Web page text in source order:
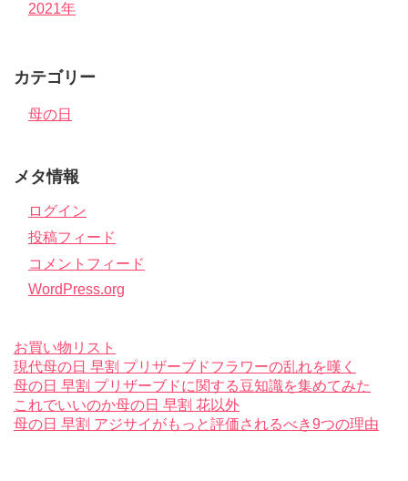
2021年
カテゴリー
母の日
メタ情報
ログイン
投稿フィード
コメントフィード
WordPress.org
お買い物リスト
現代母の日 早割 プリザーブドフラワーの乱れを嘆く
母の日 早割 プリザーブドに関する豆知識を集めてみた
これでいいのか母の日 早割 花以外
母の日 早割 アジサイがもっと評価されるべき9つの理由